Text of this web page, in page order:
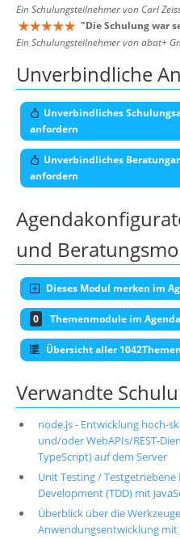
Ein Schulungsteilnehmer von Carl
"Die Schulung war
Ein Schulungsteilnehmer von abat+
Unverbindliche
Unverbindliches
anfordern
Unverbindliches
anfordern
und
Dieses Modul merken im
0 Themenmodule im
Übersicht aller 1042Themen
Verwandte
node.js - Entwicklung hoch-
und/oder WebAPIs/REST-
TypeScript) auf dem Server
Unit Testing /
Development (TDD) mit
Überblick über die
Anwendungsentwicklung mit